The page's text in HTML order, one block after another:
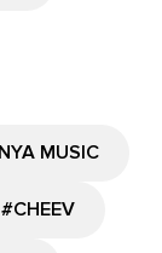
MUSIC
#CHEEV